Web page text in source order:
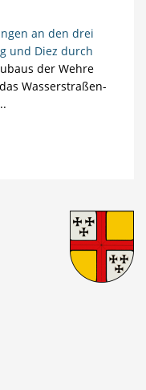
an den drei
und Diez durch
der Wehre
Wasserstraßen-